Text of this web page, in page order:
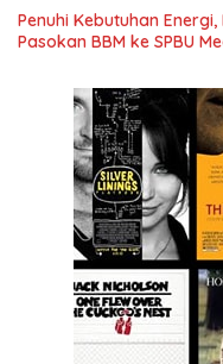
Penuhi Kebutuhan
Pasokan BBM ke SPBU